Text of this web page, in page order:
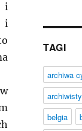
i
i
TAGI
archiwa
belgia